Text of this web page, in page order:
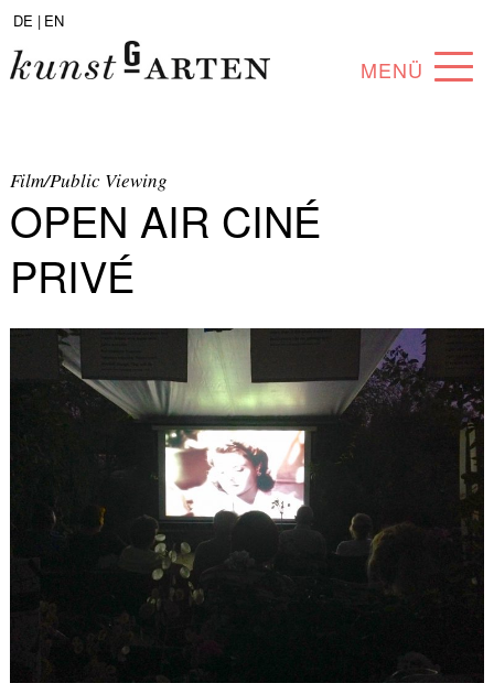
DE | EN
MENÜ
SAMMLUNG
PARTNER*INNEN
ANGEBOTE
Film/Public Viewing
OPEN AIR CINÉ
PRIVÉ